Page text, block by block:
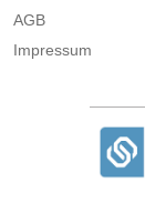
AGB
Impressum